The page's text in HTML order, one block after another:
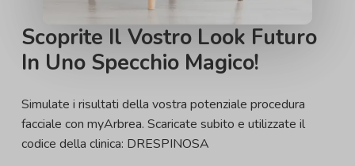
Scoprite Il Vostro Look Futuro
In Uno Specchio Magico!
Simulate i risultati della vostra potenziale procedura
facciale con myArbrea. Scaricate subito e utilizzate il
codice della clinica: DRESPINOSA